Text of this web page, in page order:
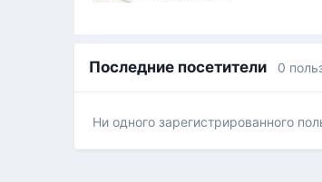
Последние посетители 0
Ни одного зарегистрированного